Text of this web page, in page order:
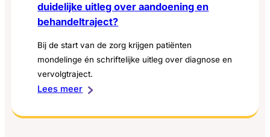
duidelijke uitleg over aandoening en
behandeltraject?
Bij de start van de zorg krijgen patiënten
mondelinge én schriftelijke uitleg over diagnose en
vervolgtraject.
Lees meer:
de